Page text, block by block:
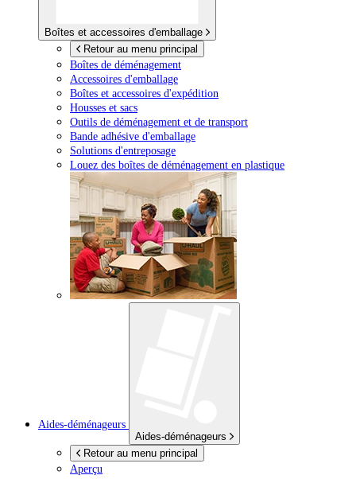
Boîtes et accessoires d'emballage
Retour au menu principal
Boîtes de déménagement
Accessoires d'emballage
Boîtes et accessoires d'expédition
Housses et sacs
Outils de déménagement et de transport
Bande adhésive d'emballage
Solutions d'entreposage
Louez des boîtes de déménagement en plastique
Aides-déménageurs
Aides-déménageurs
Retour au menu principal
Aperçu